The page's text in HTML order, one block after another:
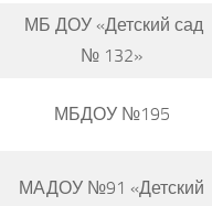
МБ ДОУ «Детский сад
№ 132»
МБДОУ №195
МАДОУ №91 «Детский